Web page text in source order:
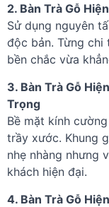
2. Bàn Trà Gỗ
Sử dụng nguyên
độc bản. Từng chi
bền chắc vừa
3. Bàn Trà Gỗ
Trọng
Bề mặt kính
trầy xước. Khung
nhẹ nhàng nhưng
khách hiện đại.
4. Bàn Trà Gỗ